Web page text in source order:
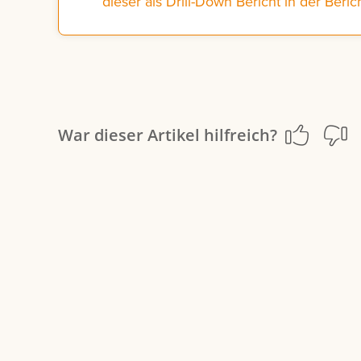
War dieser Artikel hilfreich?